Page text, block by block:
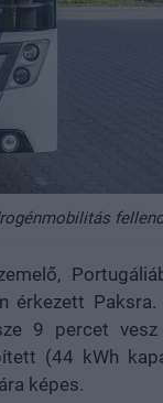
érkezett
9 percet vesz
(44 kWh
képes.